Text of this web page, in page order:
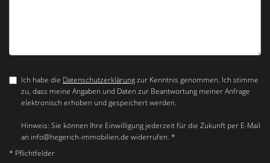
Ich habe die Datenschutzerklärungzur Kenntnis genommen. Ich stimme
zu, dass meine Angaben und Daten zur Beantwortung meiner Anfrage
elektronisch erhoben und gespeichert werden.
Hinweis: Sie können Ihre Einwilligung jederzeit für die Zukunft per E-Mail
an info@hegerich-immobilien.de widerrufen. *
* Pflichtfelder